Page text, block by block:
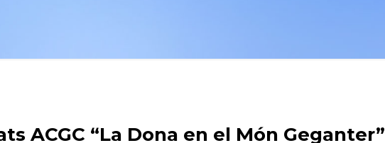
ACGC “La Dona en el Món Geganter”